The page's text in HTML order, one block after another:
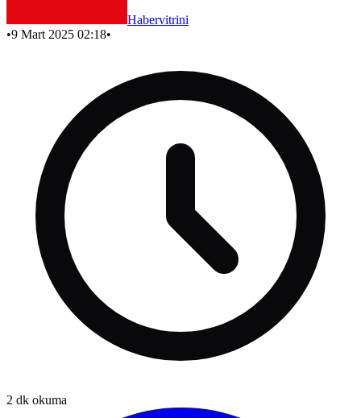
Habervitrini
•9 Mart 2025 02:18•
2 dk okuma